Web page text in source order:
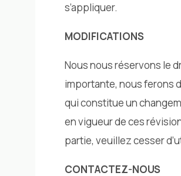
s’appliquer.
MODIFICATIONS
Nous nous réservons le
importante, nous ferons
qui constitue un
en vigueur de ces
partie, veuillez cesser
CONTACTEZ-NOUS